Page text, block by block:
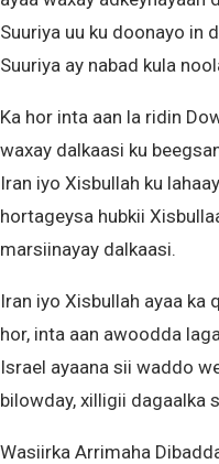
Suuriya uu ku doonayo in
Suuriya ay nabad kula
Ka hor inta aan la ridin
waxay dalkaasi ku
Iran iyo Xisbullah ku
hortageysa hubkii
marsiinayay dalkaasi.
Iran iyo Xisbullah ayaa ka
hor, inta aan awoodda
Israel ayaana sii waddo
bilowday, xilligii dagaalka
Wasiirka Arrimaha